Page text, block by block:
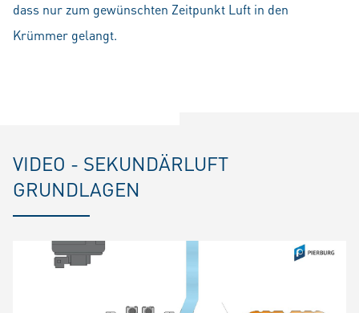
dass nur zum gewünschten Zeitpunkt Luft in den
Krümmer gelangt.
VIDEO - SEKUNDÄRLUFT
GRUNDLAGEN